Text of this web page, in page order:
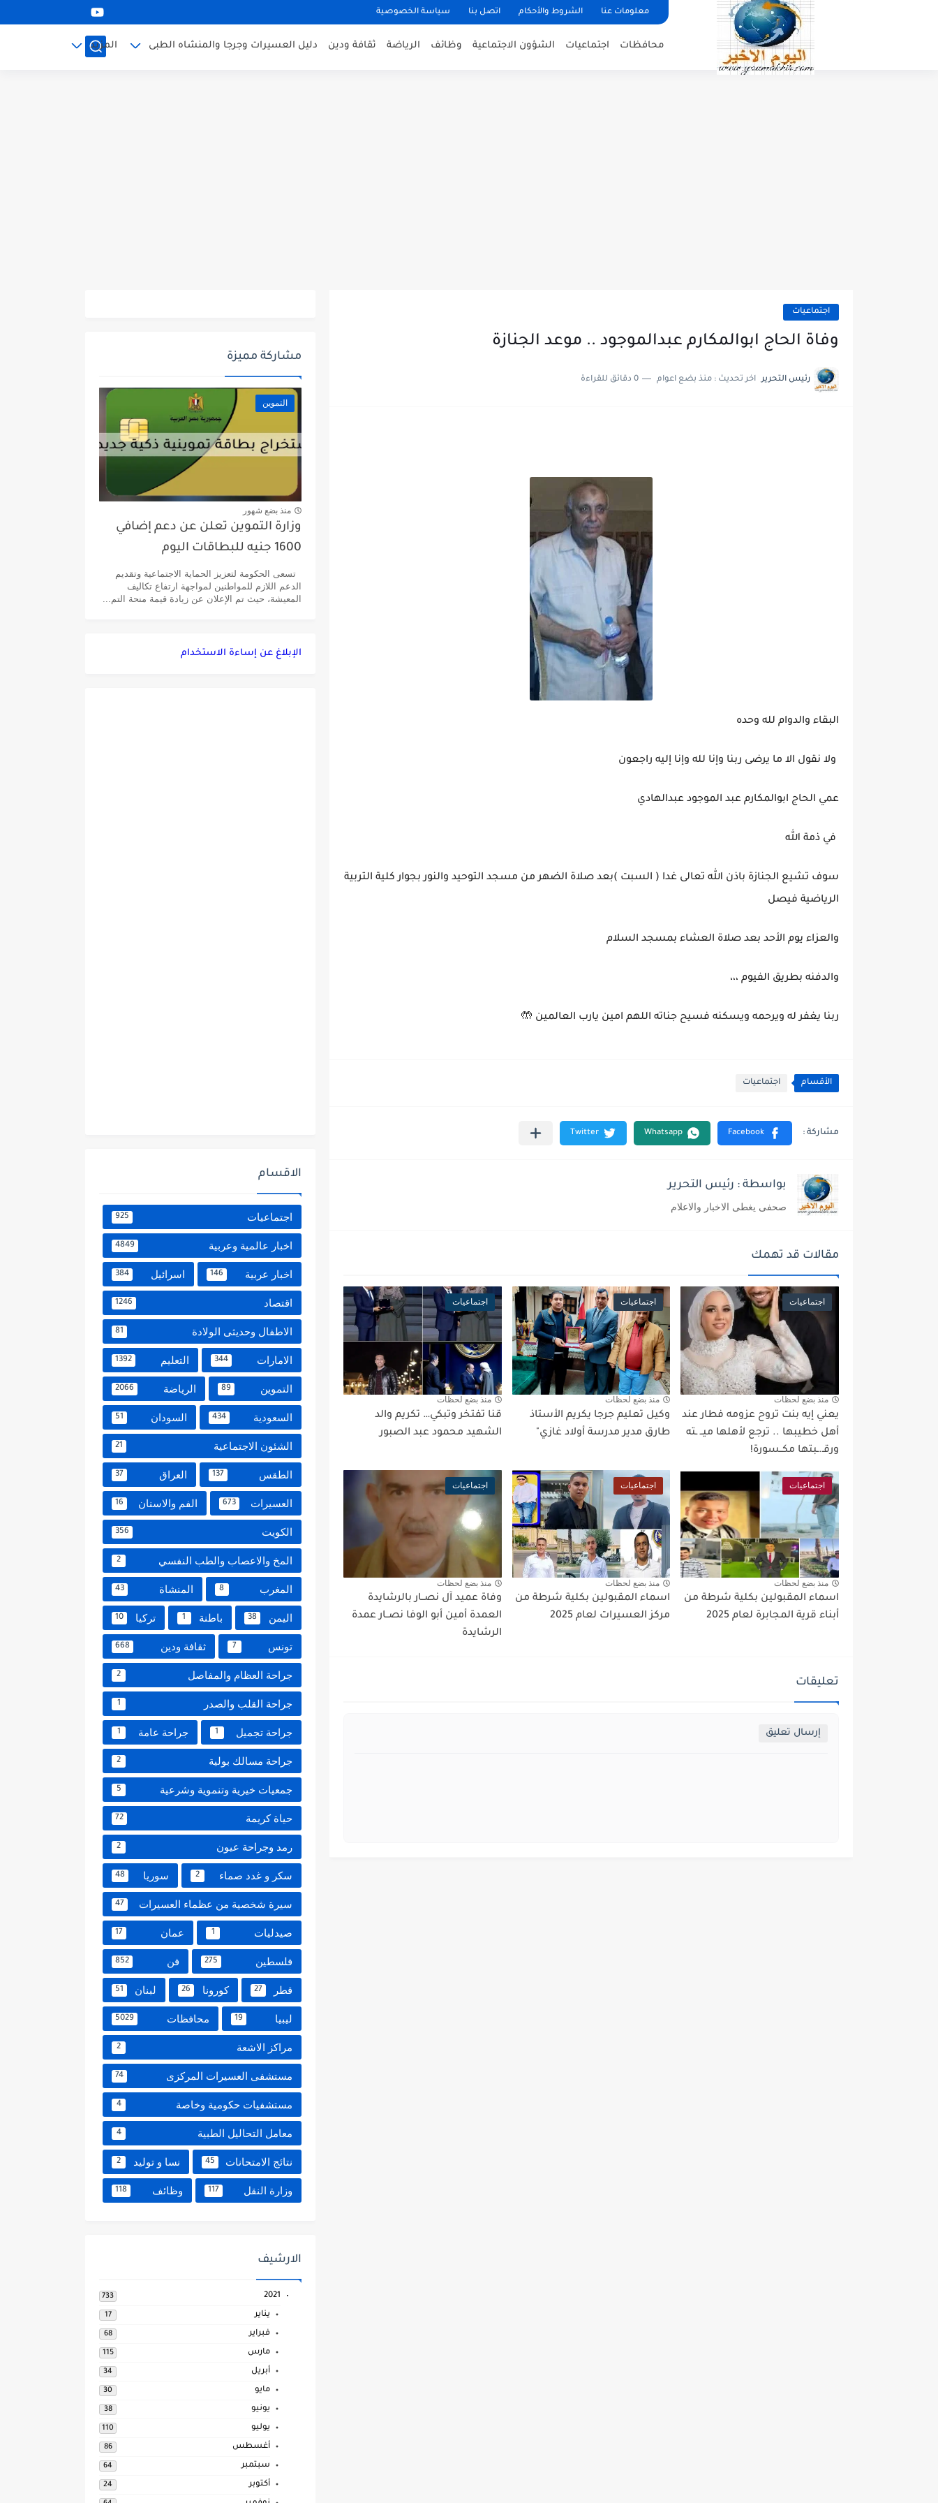
معلومات عنا الشروط والأحكام اتصل بنا سياسة الخصوصية
محافظات اجتماعيات الشؤون الاجتماعية وظائف الرياضة ثقافة ودين دليل العسيرات وجرجا والمنشاه الطبى المزيد
اجتماعيات
وفاة الحاج ابوالمكارم عبدالموجود .. موعد الجنازة
رئيس التحرير اخر تحديث : منذ بضع اعوام 0 دقائق للقراءة
البقاء والدوام لله وحده
ولا نقول الا ما يرضى ربنا وإنا لله وإنا إليه راجعون
عمي الحاج ابوالمكارم عبد الموجود عبدالهادي
في ذمة الله
سوف تشيع الجنازة باذن الله تعالى غدا ( السبت )بعد صلاة الضهر من مسجد التوحيد والنور بجوار كلية التربية
الرياضية فيصل
والعزاء يوم الأحد بعد صلاة العشاء بمسجد السلام
والدفنه بطريق الفيوم ،،،
ربنا يغفر له ويرحمه ويسكنه فسيح جناته اللهم امين يارب العالمين 🤲
الأقسام اجتماعيات
بواسطة : رئيس التحرير
صحفى يغطى الاخبار والاعلام
مقالات قد تهمك
اجتماعيات
منذ بضع لحظات
يعني إيه بنت تروح عزومه فطار عند
أهل خطيبها .. ترجع لأهلها ميــ ـته
ورقـ.ـبتها مكــسورة!
اجتماعيات
منذ بضع لحظات
وكيل تعليم جرجا يكريم الأستاذ
طارق مدير مدرسة أولاد غازي"
اجتماعيات
منذ بضع لحظات
قنا تفتخر وتبكي… تكريم والد
الشهيد محمود عبد الصبور
اجتماعيات
منذ بضع لحظات
اسماء المقبولين بكلية شرطة من
أبناء قرية المجابرة لعام 2025
اجتماعيات
منذ بضع لحظات
اسماء المقبولين بكلية شرطة من
مركز العسيرات لعام 2025
اجتماعيات
منذ بضع لحظات
وفاة عميد آل نصــار بالرشايدة
العمدة أمين أبو الوفا نصــار عمدة
الرشايدة
تعليقات
إرسال تعليق
مشاركة مميزة
التموين
منذ بضع شهور
وزارة التموين تعلن عن دعم إضافي
1600 جنيه للبطاقات اليوم
تسعى الحكومة لتعزيز الحماية الاجتماعية وتقديم
الدعم اللازم للمواطنين لمواجهة ارتفاع تكاليف
المعيشة، حيث تم الإعلان عن زيادة قيمة منحة التم...
الإبلاغ عن إساءة الاستخدام
الاقسام
اجتماعيات 925
اخبار عالمية وعربية 4849
اخبار عربية 146 اسرائيل 384
اقتصاد 1246
الاطفال وحديثى الولادة 81
الامارات 344 التعليم 1392
التموين 89 الرياضة 2066
السعودية 434 السودان 51
الشئون الاجتماعية 21
الطقس 137 العراق 37
العسيرات 673 الفم والاسنان 16
الكويت 356
المخ والاعصاب والطب النفسي 2
المغرب 8 المنشاة 43
اليمن 38 باطنة 1 تركيا 10
تونس 7 ثقافة ودين 668
جراحة العظام والمفاصل 2
جراحة القلب والصدر 1
جراحة تجميل 1 جراحة عامة 1
جراحة مسالك بولية 2
جمعيات خيرية وتنموية وشرعية 5
حياة كريمة 72
رمد وجراحة عيون 2
سكر و غدد صماء 2 سوريا 48
سيرة شخصية من عظماء العسيرات 47
صيدليات 1 عمان 17
فلسطين 275 فن 852
قطر 27 كورونا 26 لبنان 51
ليبيا 19 محافظات 5029
مراكز الاشعة 2
مستشفى العسيرات المركزى 74
مستشفيات حكومية وخاصة 4
معامل التحاليل الطبية 4
نتائج الامتحانات 45 نسا و توليد 2
وزارة النقل 117 وظائف 118
الارشيف
2021
733
يناير 17
فبراير 68
مارس 115
أبريل 34
مايو 30
يونيو 38
يوليو 110
أغسطس 86
سبتمبر 64
أكتوبر 24